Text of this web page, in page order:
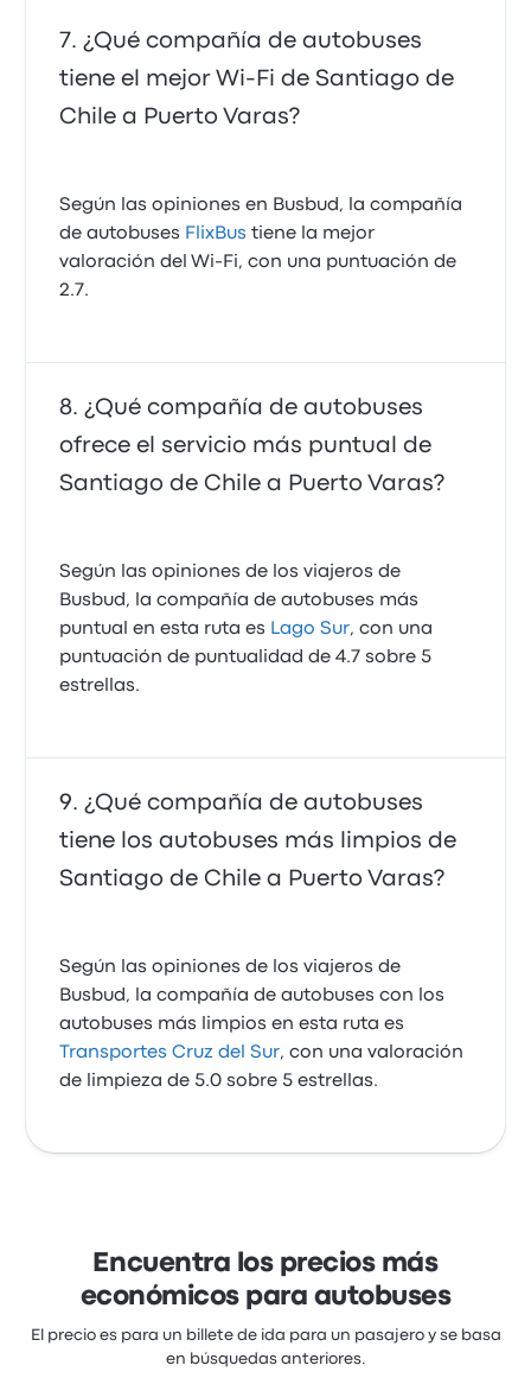
¿Qué compañía de autobuses
tiene el mejor Wi-Fi de Santiago de
Chile a Puerto Varas?
Según las opiniones en Busbud, la compañía
de autobuses FlixBus tiene la mejor
valoración del Wi-Fi, con una puntuación de
2.7.
¿Qué compañía de autobuses
ofrece el servicio más puntual de
Santiago de Chile a Puerto Varas?
Según las opiniones de los viajeros de
Busbud, la compañía de autobuses más
puntual en esta ruta es Lago Sur, con una
puntuación de puntualidad de 4.7 sobre 5
estrellas.
¿Qué compañía de autobuses
tiene los autobuses más limpios de
Santiago de Chile a Puerto Varas?
Según las opiniones de los viajeros de
Busbud, la compañía de autobuses con los
autobuses más limpios en esta ruta es
Transportes Cruz del Sur, con una valoración
de limpieza de 5.0 sobre 5 estrellas.
Encuentra los precios más
económicos para autobuses
El precio es para un billete de ida para un pasajero y se basa
en búsquedas anteriores.